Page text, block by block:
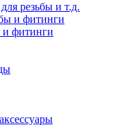
резьбы и т.д.
фитинги